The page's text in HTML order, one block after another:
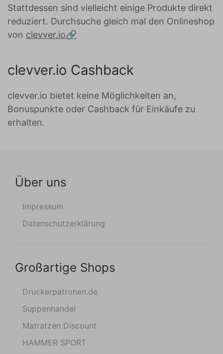
Stattdessen sind vielleicht einige Produkte direkt
reduziert. Durchsuche gleich mal den Onlineshop
von clevver.io
clevver.io Cashback
clevver.io bietet keine Möglichkeiten an,
Bonuspunkte oder Cashback für Einkäufe zu
erhalten.
Über uns
Impressum
Datenschutzerklärung
Großartige Shops
Druckerpatronen.de
Suppenhandel
Matratzen Discount
HAMMER SPORT